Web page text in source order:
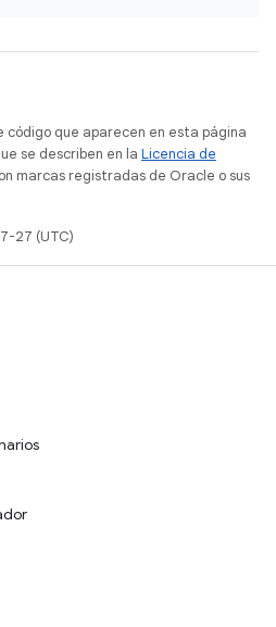
código que aparecen en esta página
se describen en la Licencia de
marcas registradas de Oracle o sus
27 (UTC)